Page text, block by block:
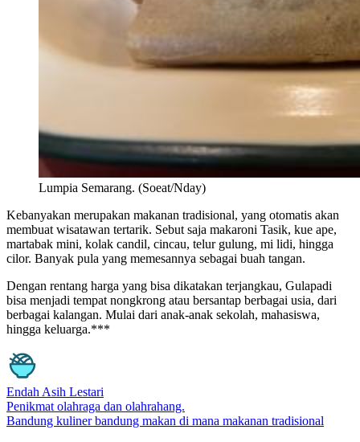
Lumpia Semarang. (Soeat/Nday)
Kebanyakan merupakan makanan tradisional, yang otomatis akan
membuat wisatawan tertarik. Sebut saja makaroni Tasik, kue ape,
martabak mini, kolak candil, cincau, telur gulung, mi lidi, hingga
cilor. Banyak pula yang memesannya sebagai buah tangan.
Dengan rentang harga yang bisa dikatakan terjangkau, Gulapadi
bisa menjadi tempat nongkrong atau bersantap berbagai usia, dari
berbagai kalangan. Mulai dari anak-anak sekolah, mahasiswa,
hingga keluarga.***
Endah Asih Lestari
Penikmat olahraga dan olahrahang.
Bandung kuliner bandung makan di mana makanan tradisional